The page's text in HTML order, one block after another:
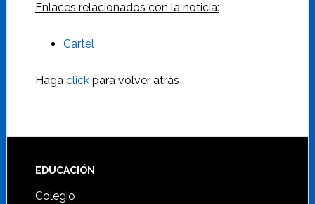
Enlaces relacionados con la noticia:
Cartel
Haga clickpara volver atrás
Footer
EDUCACIÓN
Colegio